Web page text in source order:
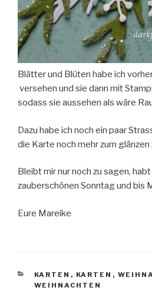
Blätter und Blüten habe ich
versehen und sie dann mit
sodass sie aussehen als wäre
Dazu habe ich noch ein paar
die Karte noch mehr zum glänzen
Bleibt mir nur noch zu sagen,
zauberschönen Sonntag und bis
Eure Mareike
KATEGORIEN
KARTEN , KARTEN ,
WEIHNACHTEN